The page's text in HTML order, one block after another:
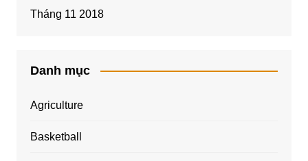
Tháng 11 2018
Danh mục
Agriculture
Basketball